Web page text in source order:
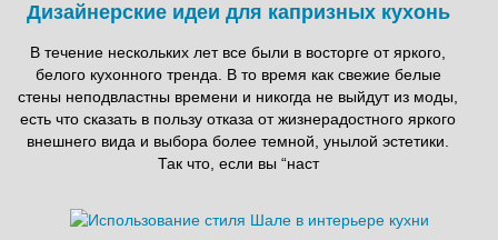
Дизайнерские идеи для капризных кухонь
В течение нескольких лет все были в восторге от яркого,
белого кухонного тренда. В то время как свежие белые
стены неподвластны времени и никогда не выйдут из моды,
есть что сказать в пользу отказа от жизнерадостного яркого
внешнего вида и выбора более темной, унылой эстетики.
Так что, если вы “наст